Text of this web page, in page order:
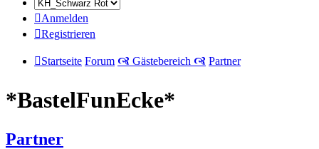
Anmelden
Registrieren
Startseite Forum 🙧 Gästebereich 🙧 Partner
*BastelFunEcke*
Partner